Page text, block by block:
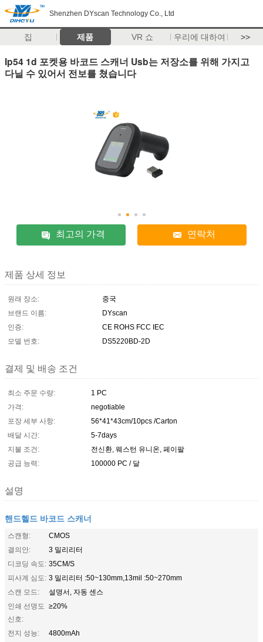
Shenzhen DYscan Technology Co., Ltd
집 제품 VR 쇼 우리에 대하여 >>
Ip54 1d 포켓용 바코드 스캐너 Usb는 저장소를 위해 가지고
다닐 수 있어서 전보를 쳤습니다
최고의 가격 연락처
제품 상세 정보
원래 장소:
중국
브랜드 이름:
DYscan
인증:
CE ROHS FCC IEC
모델 번호:
DS5220BD-2D
결제 및 배송 조건
최소 주문 수량:
1 PC
가격:
negotiable
포장 세부 사항:
56*41*43cm/10pcs /Carton
배달 시간:
5-7days
지불 조건:
전신환, 웨스턴 유니온, 페이팔
공급 능력:
100000 PC / 달
설명
핸드헬드 바코드 스캐너
스캔형:
CMOS
결의안:
3 밀리리터
디코딩 속도: 35CM/S
피사계 심도: 3 밀리리터 :50~130mm,13mil :50~270mm
스캔 모드:
설명서, 자동 센스
인쇄 선명도
신호:
≥20%
전지 성능:
4800mAh